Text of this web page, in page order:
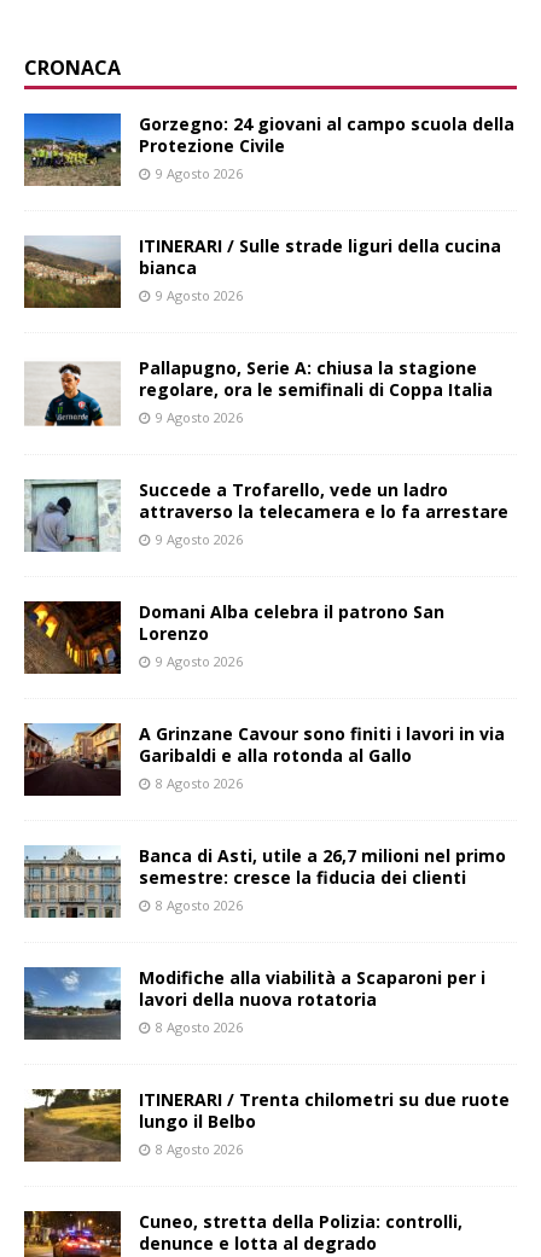
CRONACA
Gorzegno: 24 giovani al campo scuola della
Protezione Civile
9 Agosto 2026
ITINERARI / Sulle strade liguri della cucina
bianca
9 Agosto 2026
Pallapugno, Serie A: chiusa la stagione
regolare, ora le semifinali di Coppa Italia
9 Agosto 2026
Succede a Trofarello, vede un ladro
attraverso la telecamera e lo fa arrestare
9 Agosto 2026
Domani Alba celebra il patrono San
Lorenzo
9 Agosto 2026
A Grinzane Cavour sono finiti i lavori in via
Garibaldi e alla rotonda al Gallo
8 Agosto 2026
Banca di Asti, utile a 26,7 milioni nel primo
semestre: cresce la fiducia dei clienti
8 Agosto 2026
Modifiche alla viabilità a Scaparoni per i
lavori della nuova rotatoria
8 Agosto 2026
ITINERARI / Trenta chilometri su due ruote
lungo il Belbo
8 Agosto 2026
Cuneo, stretta della Polizia: controlli,
denunce e lotta al degrado